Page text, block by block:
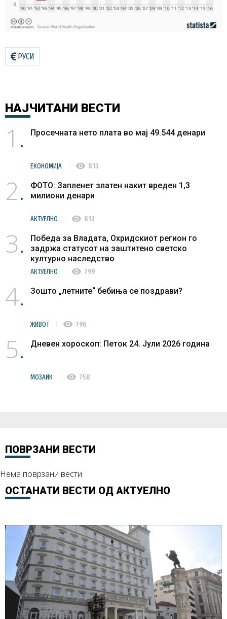
РУСИ
НАЈЧИТАНИ ВЕСТИ
1 Просечната нето плата во мај 49.544 денари
ЕКОНОМИЈА visibility 813
2
ФОТО: Запленет златен накит вреден 1,3
милиони денари
АКТУЕЛНО visibility 813
3
Победа за Владата, Охридскиот регион го
задржа статусот на заштитено светско
културно наследство
АКТУЕЛНО visibility 799
4 Зошто „летните“ бебиња се поздрави?
ЖИВОТ visibility 796
5 Дневен хороскоп: Петок 24. Јули 2026 година
МОЗАИК visibility 758
ПОВРЗАНИ ВЕСТИ
Нема поврзани вести
ОСТАНАТИ ВЕСТИ ОД АКТУЕЛНО